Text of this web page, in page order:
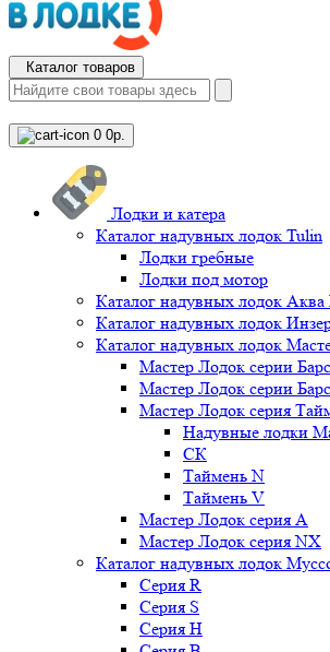
Каталог товаров
0 0р.
Лодки и катера
Каталог надувных лодок Tulin
Лодки гребные
Лодки под мотор
Каталог надувных лодок Аква
Каталог надувных лодок
Каталог надувных лодок
Мастер Лодок серии
Мастер Лодок серии
Мастер Лодок серия
Надувные лодки
СК
Таймень N
Таймень V
Мастер Лодок серия А
Мастер Лодок серия NX
Каталог надувных лодок
Серия R
Серия S
Серия H